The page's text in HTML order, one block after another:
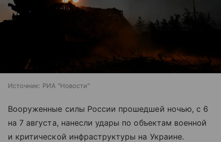
Источник: РИА "Новости"
Вооруженные силы России прошедшей ночью, с 6
на 7 августа, нанесли удары по объектам военной
и критической инфраструктуры на Украине.